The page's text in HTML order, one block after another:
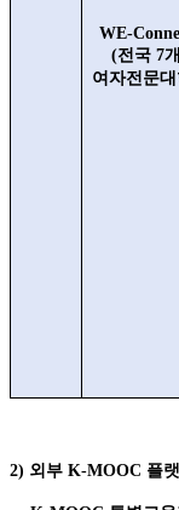
WE-
(전국 7개
여자전문
2) 외부 K-MOOC 플